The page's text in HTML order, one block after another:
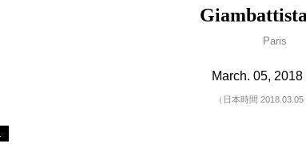
Paris
March. 05,
（日本時間 2018.03.05